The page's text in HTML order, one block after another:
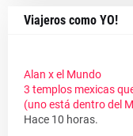
Viajeros como YO!
Alan x el Mundo
3 templos mexicas
(uno está dentro del
Hace 10 horas.